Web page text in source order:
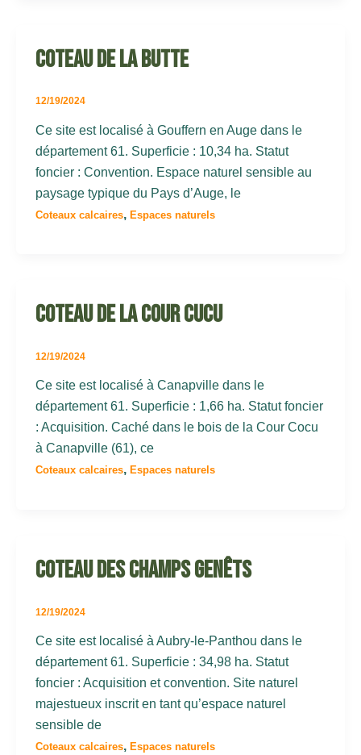
Coteau de la butte
12/19/2024
Ce site est localisé à Gouffern en Auge dans le
département 61. Superficie : 10,34 ha. Statut
foncier : Convention. Espace naturel sensible au
paysage typique du Pays d’Auge, le
Coteaux calcaires, Espaces naturels
Coteau de la cour cucu
12/19/2024
Ce site est localisé à Canapville dans le
département 61. Superficie : 1,66 ha. Statut foncier
: Acquisition. Caché dans le bois de la Cour Cocu
à Canapville (61), ce
Coteaux calcaires, Espaces naturels
Coteau des champs genêts
12/19/2024
Ce site est localisé à Aubry-le-Panthou dans le
département 61. Superficie : 34,98 ha. Statut
foncier : Acquisition et convention. Site naturel
majestueux inscrit en tant qu’espace naturel
sensible de
Coteaux calcaires, Espaces naturels